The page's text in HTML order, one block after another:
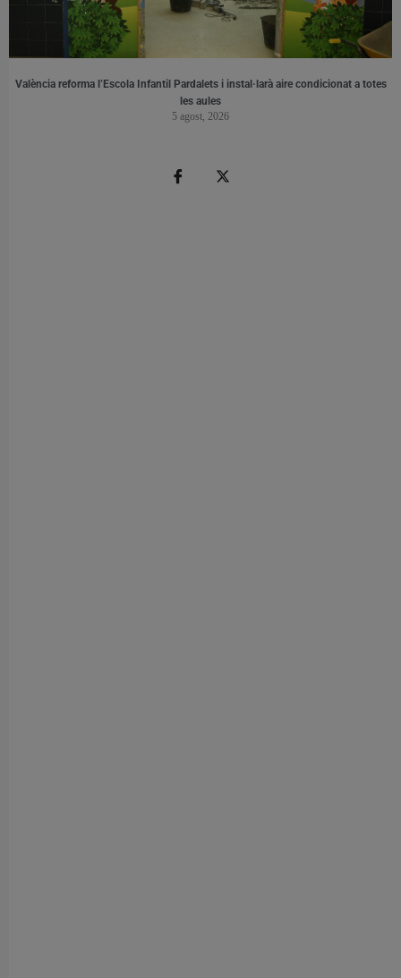
València reforma l’Escola Infantil Pardalets i instal·larà aire condicionat a totes
les aules
5 agost, 2026